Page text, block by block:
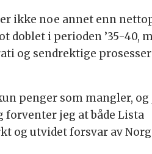
ikke noe annet enn
doblet i perioden ’35-40,
og sendrektige
penger som mangler, og
jeg at både Lista
og utvidet forsvar av